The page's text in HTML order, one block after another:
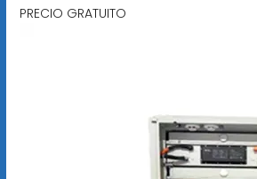
PRECIO GRATUITO